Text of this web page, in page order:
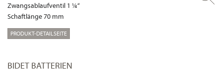
Zwangsablaufventil 1 ¼“
Schaftlänge 70 mm
PRODUKT-DETAILSEITE
BIDET BATTERIEN